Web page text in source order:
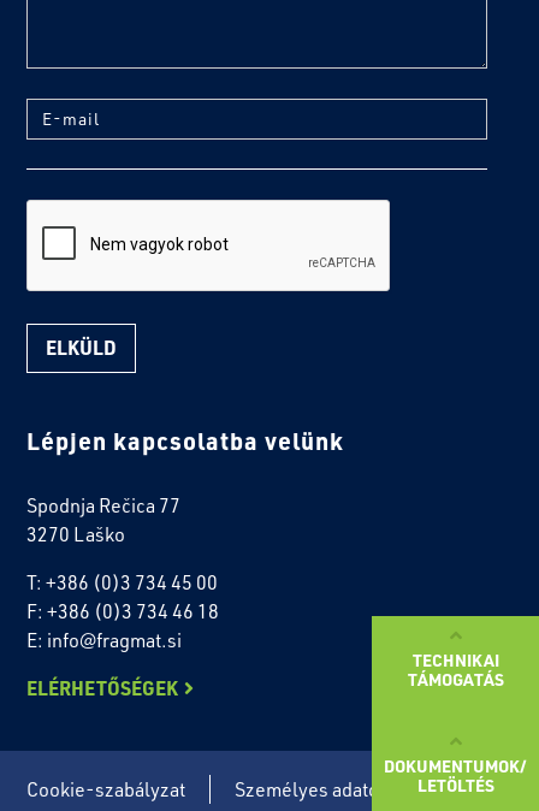
TECHNIKAI
TÁMOGATÁS
DOKUMENTUMOK/
LETÖLTÉS
E-mail
Lépjen kapcsolatba velünk
Spodnja Rečica 77
3270 Laško
T: +386 (0)3 734 45 00
F: +386 (0)3 734 46 18
E: info@fragmat.si
ELÉRHETŐSÉGEK
Cookie-szabályzat Személyes adatok védelme